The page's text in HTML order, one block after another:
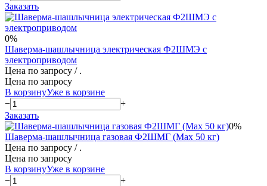
Заказать
0%
Шаверма-шашлычница электрическая Ф2ШМЭ с
электроприводом
Цена по запросу / .
Цена по запросу
В корзинуУже в корзине
−
+
Заказать
0%
Шаверма-шашлычница газовая Ф2ШМГ (Max 50 кг)
Цена по запросу / .
Цена по запросу
В корзинуУже в корзине
−
+